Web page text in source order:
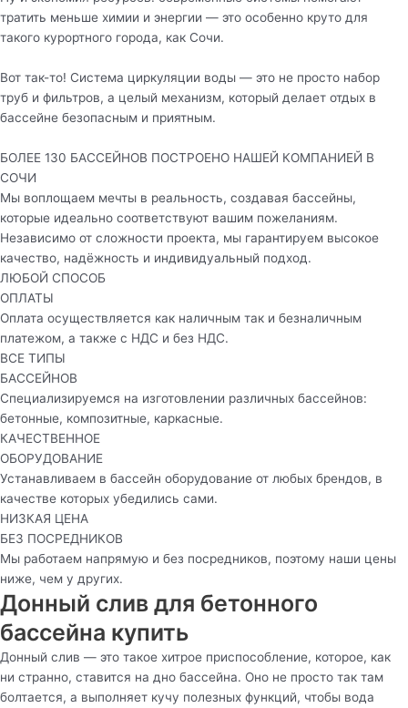
тратить меньше химии и энергии — это особенно круто для
такого курортного города, как Сочи.
Вот так-то! Система циркуляции воды — это не просто набор
труб и фильтров, а целый механизм, который делает отдых в
бассейне безопасным и приятным.
БОЛЕЕ 130 БАССЕЙНОВ ПОСТРОЕНО НАШЕЙ КОМПАНИЕЙ В
СОЧИ
Мы воплощаем мечты в реальность, создавая бассейны,
которые идеально соответствуют вашим пожеланиям.
Независимо от сложности проекта, мы гарантируем высокое
качество, надёжность и индивидуальный подход.
ЛЮБОЙ СПОСОБ
ОПЛАТЫ
Оплата осуществляется как наличным так и безналичным
платежом, а также с НДС и без НДС.
ВСЕ ТИПЫ
БАССЕЙНОВ
Специализируемся на изготовлении различных бассейнов:
бетонные, композитные, каркасные.
КАЧЕСТВЕННОЕ
ОБОРУДОВАНИЕ
Устанавливаем в бассейн оборудование от любых брендов, в
качестве которых убедились сами.
НИЗКАЯ ЦЕНА
БЕЗ ПОСРЕДНИКОВ
Мы работаем напрямую и без посредников, поэтому наши цены
ниже, чем у других.
Донный слив для бетонного
бассейна купить
Донный слив — это такое хитрое приспособление, которое, как
ни странно, ставится на дно бассейна. Оно не просто так там
болтается, а выполняет кучу полезных функций, чтобы вода